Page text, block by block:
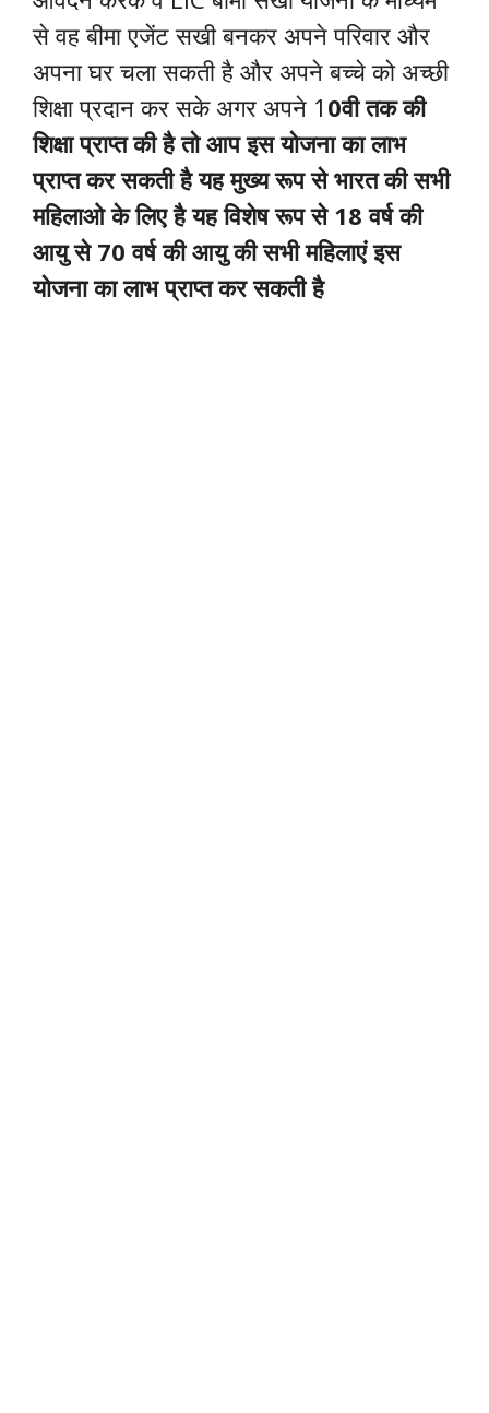
से वह बीमा एजेंट सखी बनकर अपने परिवार और
अपना घर चला सकती है और अपने बच्चे को अच्छी
शिक्षा प्रदान कर सके अगर अपने 1 0वी तक की
शिक्षा प्राप्त की है तो आप इस योजना का लाभ
प्राप्त कर सकती है यह मुख्य रूप से भारत की सभी
महिलाओ के लिए है यह विशेष रूप से 18 वर्ष की
आयु से 70 वर्ष की आयु की सभी महिलाएं इस
योजना का लाभ प्राप्त कर सकती है